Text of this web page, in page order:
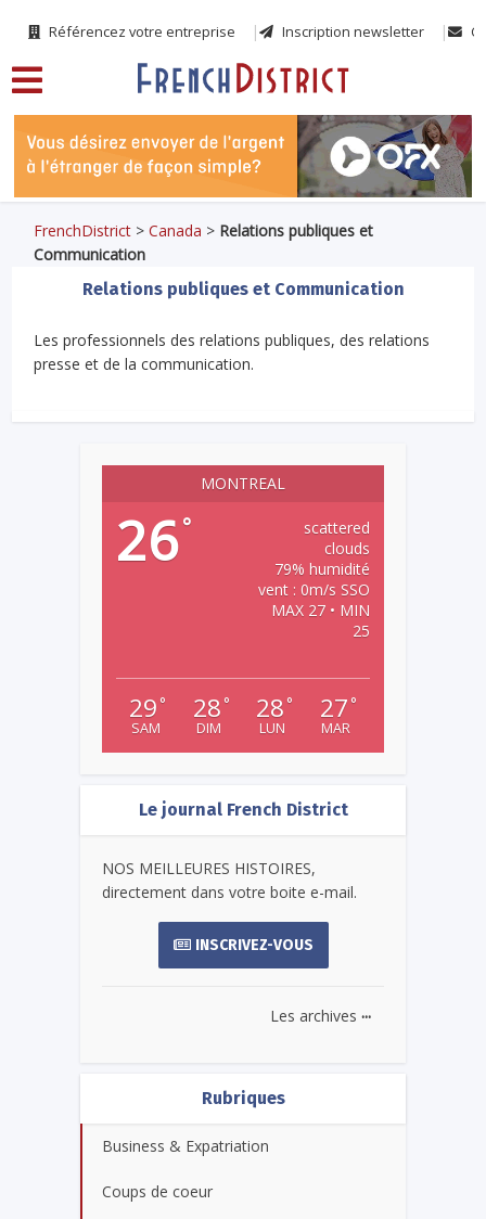
Référencez votre entreprise Inscription newsletter
FrenchDistrict >Canada > Relations publiques et
Communication
Relations publiques et Communication
Les professionnels des relations publiques, des relations
presse et de la communication.
MONTREAL
26°
scattered
clouds
79% humidité
vent : 0m/s SSO
MAX 27 • MIN
25
29 °
SAM
28 °
DIM
28 °
LUN
27 °
MAR
Le journal French District
NOS MEILLEURES HISTOIRES,
directement dans votre boite e-mail.
INSCRIVEZ-VOUS
Les archives ...
Rubriques
Business & Expatriation
Coups de coeur